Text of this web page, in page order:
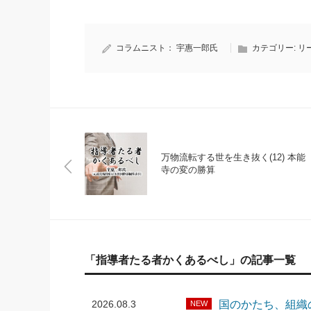
コラムニスト： 宇惠一郎氏 カテゴリー: リ
万物流転する世を生き抜く(12) 本能
寺の変の勝算
「指導者たる者かくあるべし」の記事一覧
2026.08.3 NEW 国のかたち、組